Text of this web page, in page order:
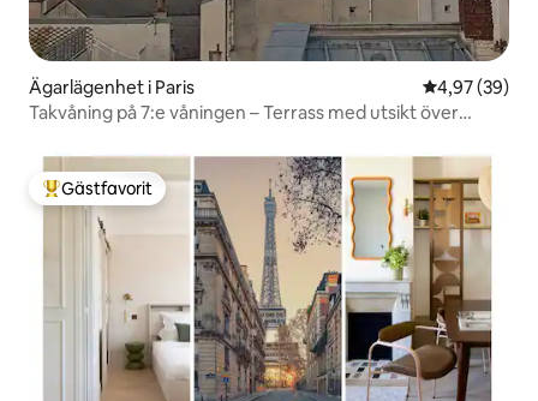
Ägarlägenhet i Paris 4,97 av 5 i
4,97 (39)
Takvåning på 7:e våningen – Terrass med utsikt över
Populär gästfavorit
Gästfavorit